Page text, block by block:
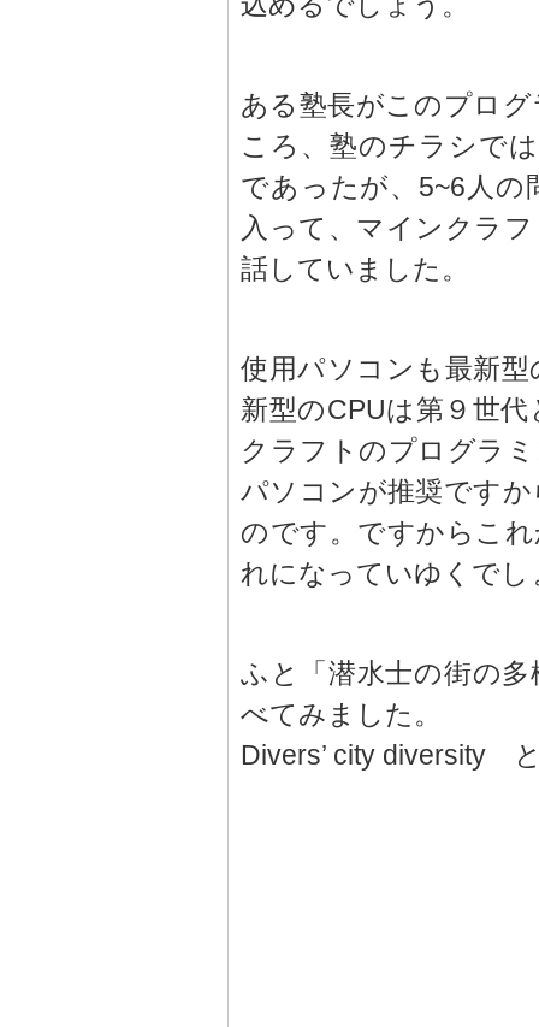
ある塾長がこのプロ
ころ、塾のチラシで
であったが、5~6人
入って、マインクラ
話していました。
使用パソコンも最新
新型のCPUは第９世
クラフトのプログラ
パソコンが推奨です
のです。ですからこ
れになっていゆくでし
ふと「潜水士の街の
べてみました。
Divers’ city diversity